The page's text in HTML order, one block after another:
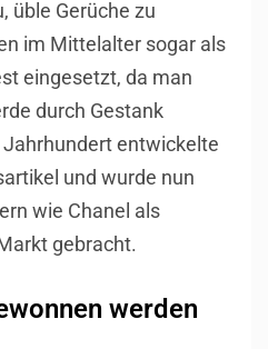
üble Gerüche zu
im Mittelalter sogar als
eingesetzt, da man
durch Gestank
entwickelte
und wurde nun
wie Chanel als
gebracht.
werden